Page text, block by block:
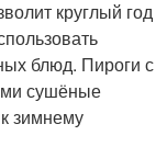
круглый год
блюд. Пироги с
сушёные
зимнему